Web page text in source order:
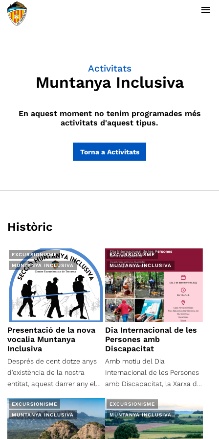
menu
Activitats
Muntanya Inclusiva
En aquest moment no tenim programades més
activitats d'aquest tipus.
Torna a Activitats
Històric
EXCURSIONISME
MUNTANYA INCLUSIVA
Presentació de la nova
vocalia Muntanya
Inclusiva
Després de cent dotze anys
d’existència de la nostra
entitat, aquest darrer any el
d’alta responsabilitat social: la
creació de la Vocalia de
Muntanya Inclusiva, dins la
EXCURSIONISME
MUNTANYA INCLUSIVA
Dia Internacional de les
Persones amb
Discapacitat
Amb motiu del Dia
Internacional de les Persones
amb Discapacitat, la Xarxa de
Diputació de Barcelona,
conjuntament amb
la Federació d’Entitats
EXCURSIONISME
MUNTANYA INCLUSIVA
EXCURSIONISME
MUNTANYA INCLUSIVA